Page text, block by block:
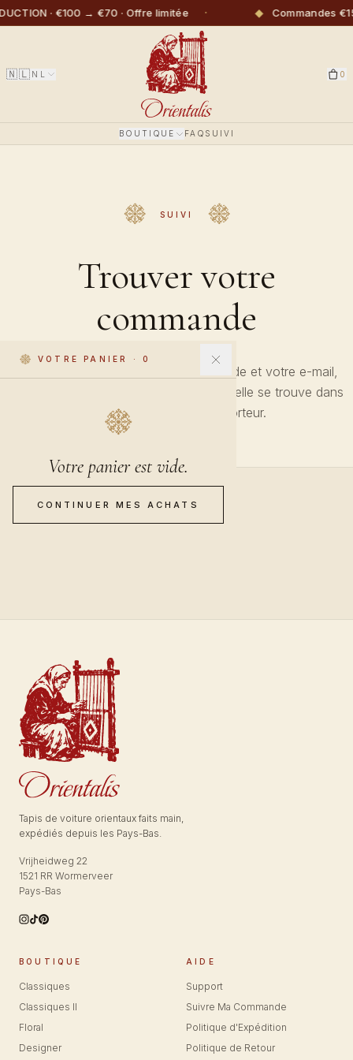
· €100 → €70 · Offre limitée · ◆ Commandes
🇳🇱 NL 0
BOUTIQUE FAQ SUIVI
VOTRE PANIER · 0
Votre panier est vide.
CONTINUER MES ACHATS
SUIVI
Trouver votre
commande
Saisissez votre référence de commande et votre e-mail,
nous vous montrerons exactement où elle se trouve dans
l'atelier ou chez le transporteur.
Tapis de voiture orientaux faits main,
expédiés depuis les Pays-Bas.
Vrijheidweg 22
1521 RR Wormerveer
Pays-Bas
BOUTIQUE
Classiques
Classiques II
Floral
Designer
AIDE
Support
Suivre Ma Commande
Politique d'Expédition
Politique de Retour